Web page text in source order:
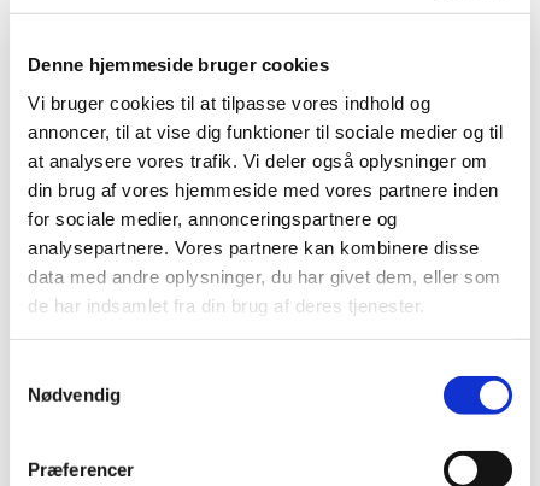
Denne hjemmeside bruger cookies
Vi bruger cookies til at tilpasse vores indhold og
annoncer, til at vise dig funktioner til sociale medier og til
at analysere vores trafik. Vi deler også oplysninger om
din brug af vores hjemmeside med vores partnere inden
for sociale medier, annonceringspartnere og
analysepartnere. Vores partnere kan kombinere disse
data med andre oplysninger, du har givet dem, eller som
de har indsamlet fra din brug af deres tjenester.
Nødvendig
Præferencer
TID
2026 (84)
august (1)
juli (13)
juni (12)
maj (10)
april (6)
2025 (158)